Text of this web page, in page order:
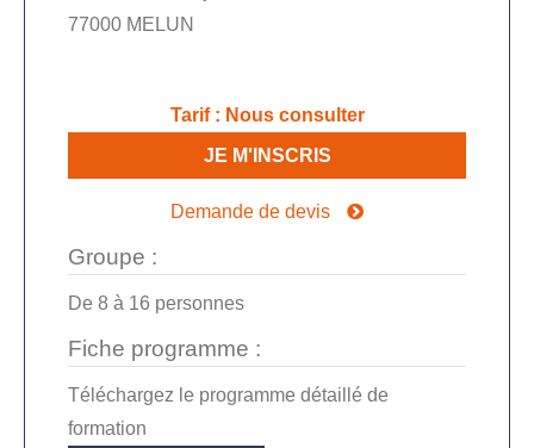
77000 MELUN
Tarif: Nous consulter
JE M'INSCRIS
Demande de devis
Groupe :
De 8 à 16 personnes
Fiche programme :
Téléchargez le programme détaillé de
formation